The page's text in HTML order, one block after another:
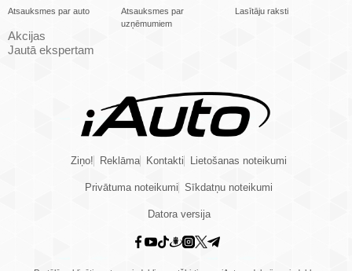
Atsauksmes par auto
Atsauksmes par
uzņēmumiem
Lasītāju raksti
Akcijas
Jautā ekspertam
Ziņo! Reklāma Kontakti Lietošanas noteikumi
Privātuma noteikumi Sīkdatņu noteikumi
Datora versija